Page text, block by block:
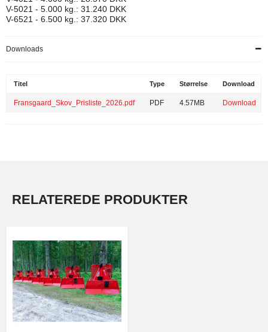
V-5021 - 5.000 kg.: 31.240 DKK
V-6521 - 6.500 kg.: 37.320 DKK
Downloads
Titel Type Størrelse Download
Fransgaard_Skov_Prisliste_2026.pdf PDF 4.57MB Download
RELATEREDE PRODUKTER